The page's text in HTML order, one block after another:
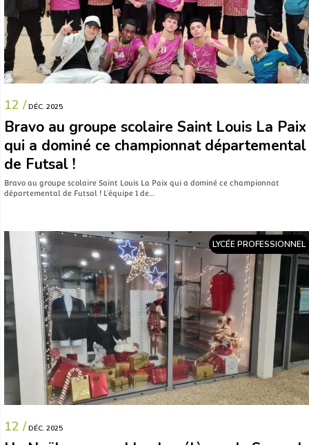
12 / DÉC. 2025
Bravo au groupe scolaire Saint Louis La Paix
qui a dominé ce championnat départemental
de Futsal !
Bravo au groupe scolaire Saint Louis La Paix qui a dominé ce championnat
départemental de Futsal ! L’équipe 1 de…
LYCÉE PROFESSIONNEL
12 / DÉC. 2025